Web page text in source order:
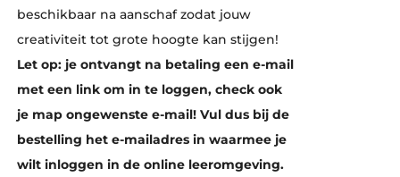
beschikbaar na aanschaf zodat jouw
creativiteit tot grote hoogte kan stijgen!
Let op: je ontvangt na betaling een e-mail
met een link om in te loggen, check ook
je map ongewenste e-mail! Vul dus bij de
bestelling het e-mailadres in waarmee je
wilt inloggen in de online leeromgeving.